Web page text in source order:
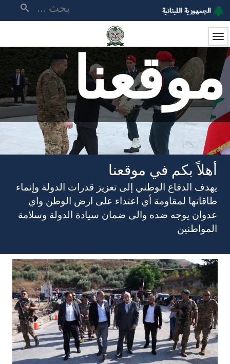
تجاوز
إلى
المحتوى
الرئيسي
موقعنا
أهلاً بكم في موقعنا
يهدف الدفاع الوطني إلى تعزيز قدرات الدولة وإنماء
طاقاتها لمقاومة أي اعتداء على ارض الوطن واي
عدوان يوجه ضده والى ضمان سيادة الدولة وسلامة
المواطنين